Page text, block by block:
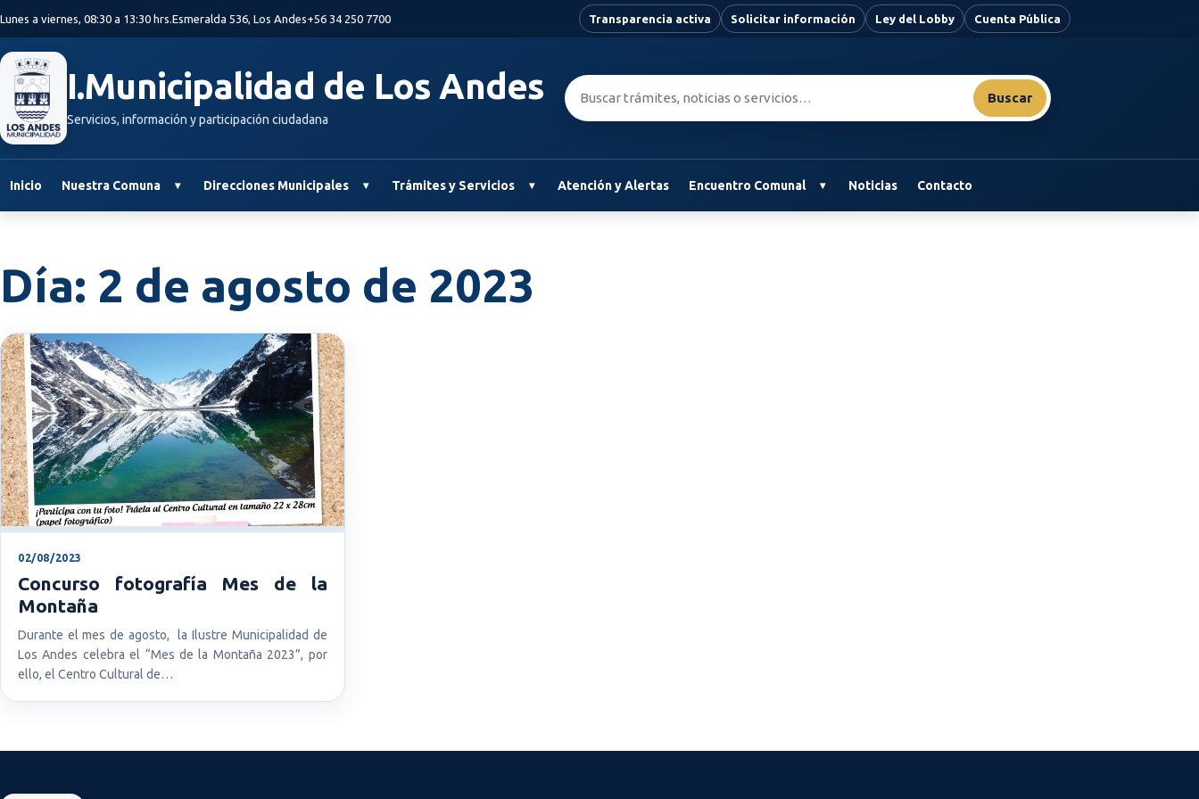
Lunes a viernes, 08:30 a 13:30 hrs.Esmeralda 536, Los Andes+56 34 250 7700 Transparencia activa Solicitar información Ley del Lobby Cuenta Pública
I.Municipalidad de Los Andes
Servicios, información y participación ciudadana
Buscar:
Buscar
Inicio Nuestra Comuna Direcciones Municipales Trámites y Servicios Atención y Alertas Encuentro Comunal Noticias Contacto
Día: 2 de agosto de 2023
02/08/2023
Concurso fotografía Mes de la
Montaña
Durante el mes de agosto, la Ilustre Municipalidad de
Los Andes celebra el “Mes de la Montaña 2023”, por
ello, el Centro Cultural de…